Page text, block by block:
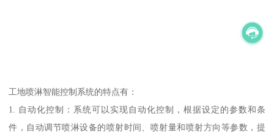
工地喷淋智能控制系统的特点有：
1. 自动化控制：系统可以实现自动化控制，根据设定的参数和条
件，自动调节喷淋设备的喷射时间、喷射量和喷射方向等参数，提